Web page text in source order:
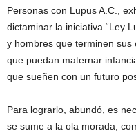
Personas con Lupus A.C.,
dictaminar la iniciativa “Ley
y hombres que terminen sus
que puedan maternar
que sueñen con un futuro
Para lograrlo, abundó, es
se sume a la ola morada,